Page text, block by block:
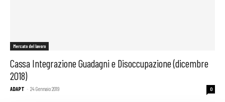
Mercato del lavoro
Cassa Integrazione Guadagni e Disoccupazione (dicembre
2018)
ADAPT - 24 Gennaio 2019 0